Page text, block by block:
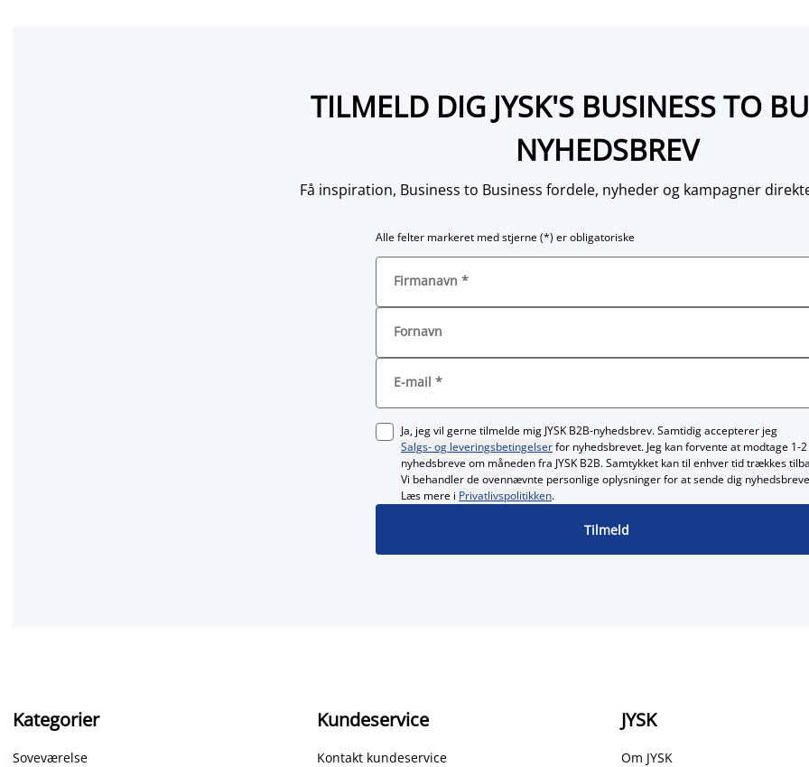
TILMELD DIG JYSK'S BUSINESS TO
NYHEDSBREV
Få inspiration, Business to Business fordele, nyheder og kampagner
Alle felter markeret med stjerne (*) er obligatoriske
Firmanavn *
Fornavn
E-mail *
Ja, jeg vil gerne tilmelde mig JYSK B2B-nyhedsbrev. Samtidig accepterer jeg
Salgs- og leveringsbetingelserfor nyhedsbrevet. Jeg kan forvente at modtage 1-2
nyhedsbreve om måneden fra JYSK B2B. Samtykket kan til enhver tid trækkes
Vi behandler de ovennævnte personlige oplysninger for at sende dig
Læs mere i Privatlivspolitikken.
Tilmeld
Kategorier
Soveværelse
Kundeservice
Kontakt kundeservice
JYSK
Om JYSK